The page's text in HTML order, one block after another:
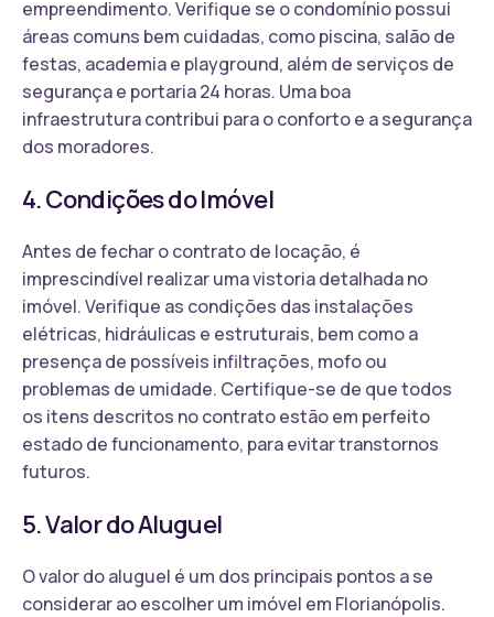
empreendimento. Verifique se o condomínio possui
áreas comuns bem cuidadas, como piscina, salão de
festas, academia e playground, além de serviços de
segurança e portaria 24 horas. Uma boa
infraestrutura contribui para o conforto e a segurança
dos moradores.
4. Condições do Imóvel
Antes de fechar o contrato de locação, é
imprescindível realizar uma vistoria detalhada no
imóvel. Verifique as condições das instalações
elétricas, hidráulicas e estruturais, bem como a
presença de possíveis infiltrações, mofo ou
problemas de umidade. Certifique-se de que todos
os itens descritos no contrato estão em perfeito
estado de funcionamento, para evitar transtornos
futuros.
5. Valor do Aluguel
O valor do aluguel é um dos principais pontos a se
considerar ao escolher um imóvel em Florianópolis.